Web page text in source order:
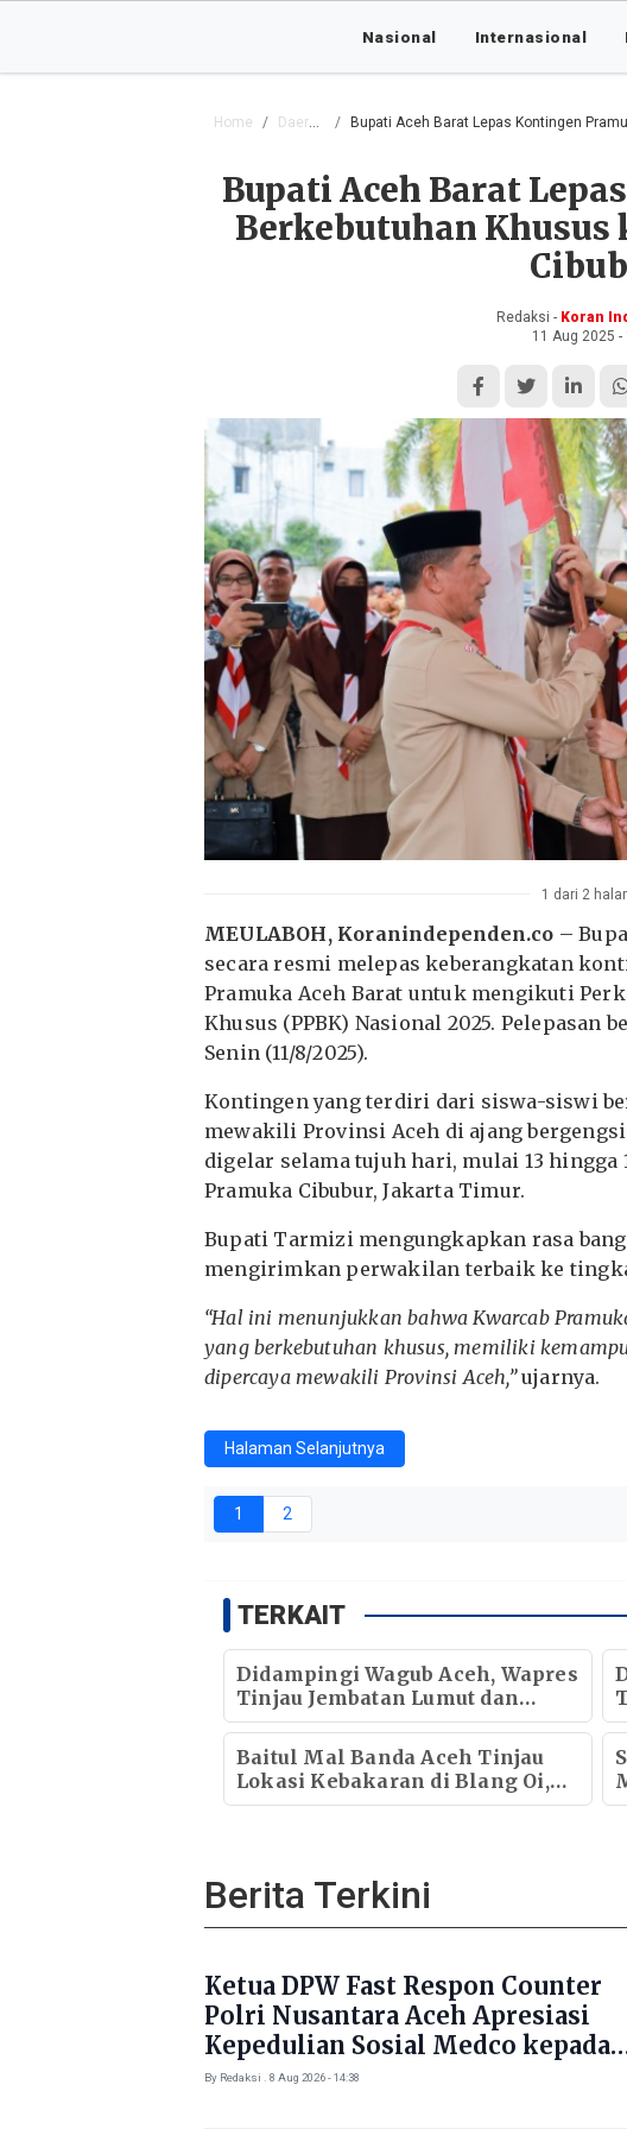
Nasional Internasional
Home Daerah Bupati Aceh Barat Lepas Kontingen
Bupati Aceh Barat
Berkebutuhan Khusus
Redaksi - Koran
11 Aug 2025 -
1 dari 2
MEULABOH, Koranindependen.co –
secara resmi melepas keberangkatan
Pramuka Aceh Barat untuk mengikuti
Khusus (PPBK) Nasional 2025. Pelepasan
Senin (11/8/2025).
Kontingen yang terdiri dari siswa-siswi
mewakili Provinsi Aceh di ajang
digelar selama tujuh hari, mulai 13 hingga
Pramuka Cibubur, Jakarta Timur.
Bupati Tarmizi mengungkapkan rasa
mengirimkan perwakilan terbaik ke
“Hal ini menunjukkan bahwa Kwarcab
yang berkebutuhan khusus, memiliki
dipercaya mewakili Provinsi Aceh,”ujarnya.
Halaman Selanjutnya
1 2
TERKAIT
Didampingi Wagub Aceh, Wapres
Tinjau Jembatan Lumut dan
Jembatan Kendawi
Baitul Mal Banda Aceh Tinjau
Lokasi Kebakaran di Blang Oi,
Pastikan Korban Mendapat
Berita Terkini
Ketua DPW Fast Respon Counter
Polri Nusantara Aceh Apresiasi
Kepedulian Sosial Medco kepada
Masyarakat Aceh Timur
By Redaksi . 8 Aug 2026 - 14:38